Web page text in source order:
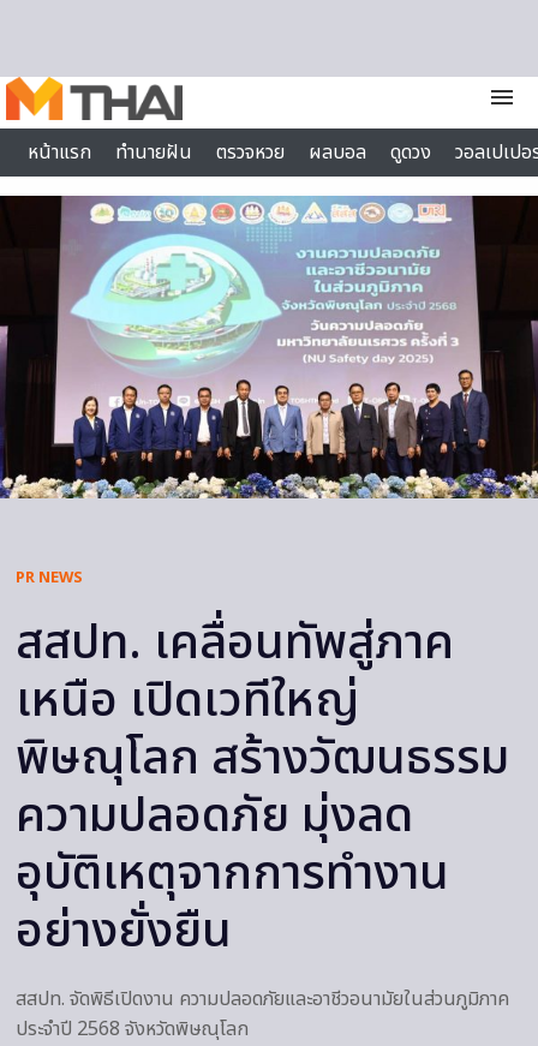
menu
หน้าแรก
ทำนายฝัน ตรวจหวย ผลบอล ดูดวง
วอลเปเป
ไลฟ์สไตล์
PR NEWS
สสปท. เคลื่อนทัพสู่ภาค
เหนือ เปิดเวทีใหญ่
พิษณุโลก สร้างวัฒนธรรม
ความปลอดภัย มุ่งลด
อุบัติเหตุจากการทำงาน
อย่างยั่งยืน
สสปท. จัดพิธีเปิดงาน ความปลอดภัยและอาชีวอนามัยในส่วนภูมิภาค
ประจำปี 2568 จังหวัดพิษณุโลก